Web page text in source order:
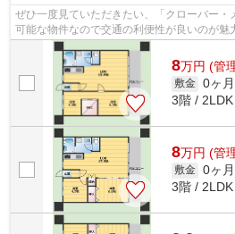
ぜひ一度見ていただきたい、「クローバー・
可能な物件なので交通の利便性が良いのが魅
マンションタイプの物件です。夏場は特...
8万円 (管
敷金 0ヶ月
3階 /
8万円 (管
敷金 0ヶ月
3階 /